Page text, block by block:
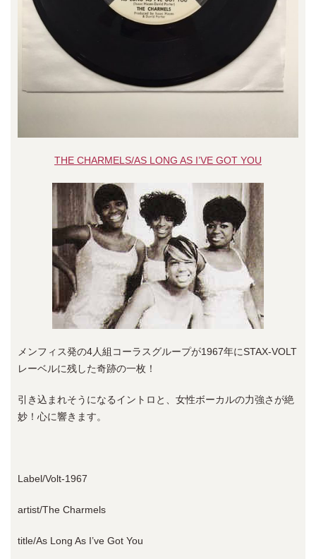
THE CHARMELS/AS LONG AS I’VE GOT YOU
メンフィス発の4人組コーラスグループが1967年にSTAX-VOLT
レーベルに残した奇跡の一枚！
引き込まれそうになるイントロと、女性ボーカルの力強さが絶
妙！心に響きます。
Label/Volt-1967
artist/The Charmels
title/As Long As I’ve Got You